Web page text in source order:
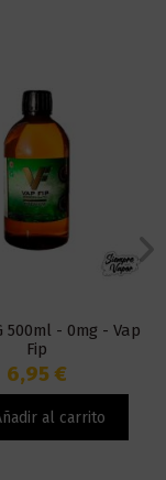
500ml - 0mg - Vap
Fip
6,95 €
al carrito